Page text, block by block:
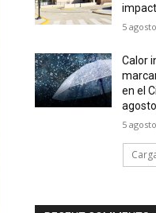
5
Calor
en el
5